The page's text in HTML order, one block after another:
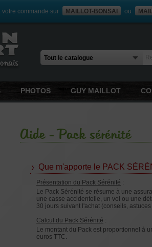
commande sur MAILLOT-BONSAI ou
PHOTOS GUY MAILLOT
Aide - Pack sérénité
Que m'apporte le PACK
Présentation du Pack Sérénité :
Le Pack Sérénité se résume à une
une casse accidentelle, un vol ou une
30 jours suivant l'achat (conseils,
Calcul du Pack Sérénité :
Le montant du Pack est proportionnel à
euros TTC.